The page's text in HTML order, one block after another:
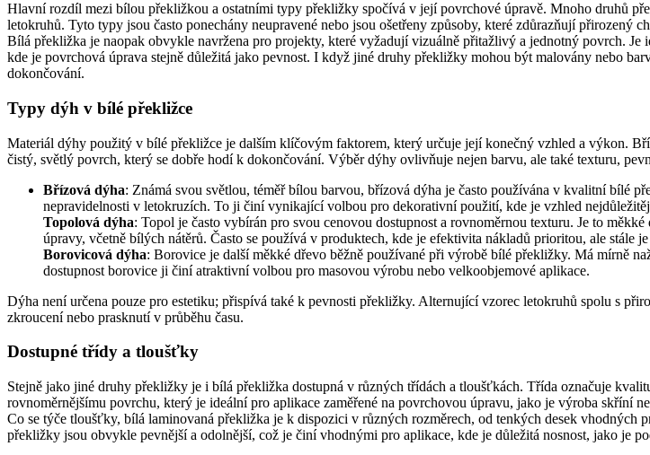
Hlavní rozdíl mezi bílou překližkou a ostatními typy překližky spočívá v její povrchové úpravě. Mnoho druhů
letokruhů. Tyto typy jsou často ponechány neupravené nebo jsou ošetřeny způsoby, které zdůrazňují přirozený
Bílá překližka je naopak obvykle navržena pro projekty, které vyžadují vizuálně přitažlivý a jednotný povrch.
kde je povrchová úprava stejně důležitá jako pevnost. I když jiné druhy překližky mohou být malovány nebo
dokončování.
Typy dýh v bílé překližce
Materiál dýhy použitý v bílé překližce je dalším klíčovým faktorem, který určuje její konečný vzhled a výkon.
čistý, světlý povrch, který se dobře hodí k dokončování. Výběr dýhy ovlivňuje nejen barvu, ale také texturu,
Břízová dýha: Známá svou světlou, téměř bílou barvou, břízová dýha je často používána v kvalitní bílé
nepravidelnosti v letokruzích. To ji činí vynikající volbou pro dekorativní použití, kde je vzhled
Topolová dýha: Topol je často vybírán pro svou cenovou dostupnost a rovnoměrnou texturu. Je to
úpravy, včetně bílých nátěrů. Často se používá v produktech, kde je efektivita nákladů prioritou, ale stále
Borovicová dýha: Borovice je další měkké dřevo běžně používané při výrobě bílé překližky. Má mírně
dostupnost borovice ji činí atraktivní volbou pro masovou výrobu nebo velkoobjemové aplikace.
Dýha není určena pouze pro estetiku; přispívá také k pevnosti překližky. Alternující vzorec letokruhů spolu s
zkroucení nebo prasknutí v průběhu času.
Dostupné třídy a tloušťky
Stejně jako jiné druhy překližky je i bílá překližka dostupná v různých třídách a tloušťkách. Třída označuje
rovnoměrnějšímu povrchu, který je ideální pro aplikace zaměřené na povrchovou úpravu, jako je výroba skříní
Co se týče tloušťky, bílá laminovaná překližka je k dispozici v různých rozměrech, od tenkých desek
překližky jsou obvykle pevnější a odolnější, což je činí vhodnými pro aplikace, kde je důležitá nosnost, jako je